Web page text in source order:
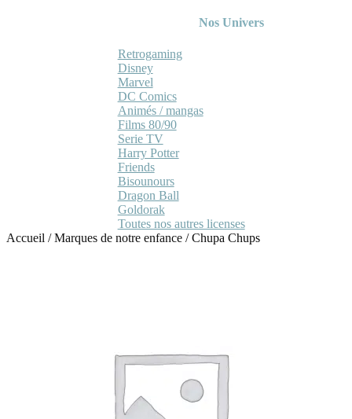
Nos Univers
Retrogaming
Disney
Marvel
DC Comics
Animés / mangas
Films 80/90
Serie TV
Harry Potter
Friends
Bisounours
Dragon Ball
Goldorak
Toutes nos autres licenses
Accueil /Marques de notre enfance /Chupa Chups